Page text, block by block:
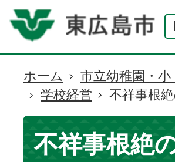
現
在
の
位
置
ホーム 市立幼稚園・小
学校経営
不祥事根
不祥事根絶